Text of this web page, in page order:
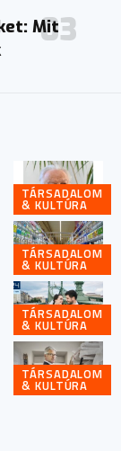
Mit
TÁRSADALOM
& KULTÚRA
TÁRSADALOM
& KULTÚRA
TÁRSADALOM
& KULTÚRA
TÁRSADALOM
& KULTÚRA